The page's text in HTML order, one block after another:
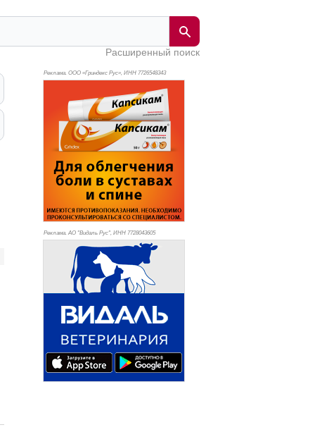
Расширенный поиск
Реклама. ООО «Гриндекс Рус», ИНН 7726548343
Реклама. АО "Видаль Рус", ИНН 7728043605